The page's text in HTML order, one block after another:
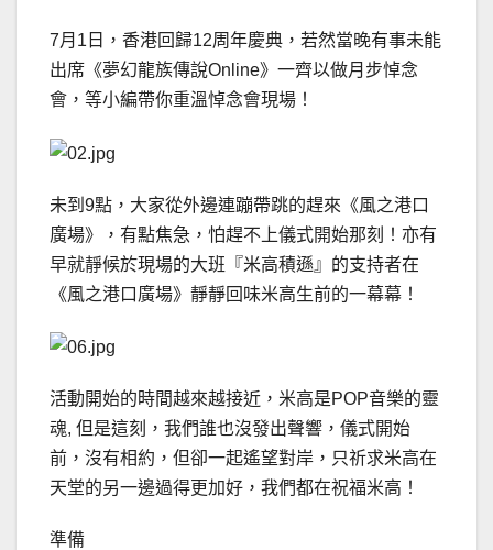
7月1日，香港回歸12周年慶典，若然當晚有事未能
出席《夢幻龍族傳說Online》一齊以做月步悼念
會，等小編帶你重溫悼念會現場！
未到9點，大家從外邊連蹦帶跳的趕來《風之港口
廣場》，有點焦急，怕趕不上儀式開始那刻！亦有
早就靜候於現場的大班『米高積遜』的支持者在
《風之港口廣場》靜靜回味米高生前的一幕幕！
活動開始的時間越來越接近，米高是POP音樂的靈
魂, 但是這刻，我們誰也沒發出聲響，儀式開始
前，沒有相約，但卻一起遙望對岸，只祈求米高在
天堂的另一邊過得更加好，我們都在祝福米高！
準備